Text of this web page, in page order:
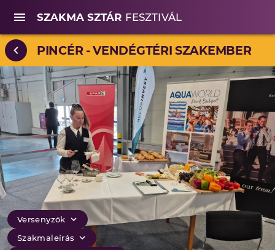
SZAKMA SZTÁR FESZTIVÁL
PINCÉR - VENDÉGTÉRI SZAKEMBER
Versenyzők
Szakmaleírás